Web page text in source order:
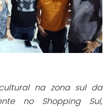
na zona sul da
no Shopping Sul,